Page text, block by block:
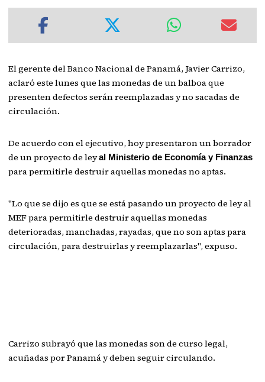
El gerente del Banco Nacional de Panamá, Javier Carrizo,
aclaró este lunes que las monedas de un balboa que
presenten defectos serán reemplazadas y no sacadas de
circulación.
De acuerdo con el ejecutivo, hoy presentaron un borrador
de un proyecto de leyal Ministerio de Economía y Finanzas
para permitirle destruir aquellas monedas no aptas.
"Lo que se dijo es que se está pasando un proyecto de ley al
MEF para permitirle destruir aquellas monedas
deterioradas, manchadas, rayadas, que no son aptas para
circulación, para destruirlas y reemplazarlas", expuso.
Carrizo subrayó que las monedas son de curso legal,
acuñadas por Panamá y deben seguir circulando.